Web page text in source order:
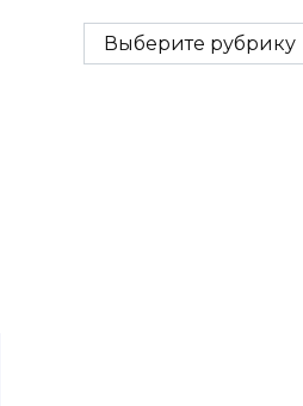
Рубрики